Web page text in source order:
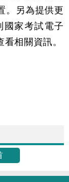
。另為提供更
國家考試電子
相關資訊。